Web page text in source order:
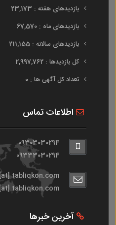
بازدیدهای هفته : 23,173
بازدیدهای ماه : 67,570
بازدیدهای سالانه : 211,155
کل بازدیدها : 2,997,762
تعداد کل آگهی ها : 0
اطلاعات تماس
09303030294
09333030294
tabliqkon.com
tabliqkon.com
آخرین خبرها